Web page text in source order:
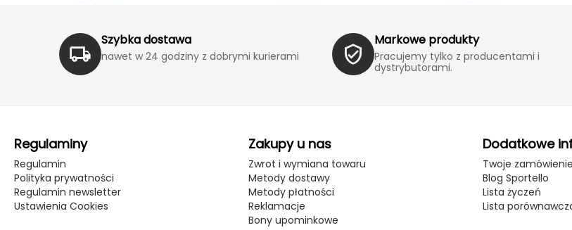
Szybka dostawa
nawet w 24 godziny z dobrymi kurierami
Markowe produkty
Pracujemy tylko z producentami i
dystrybutorami.
Regulaminy
Regulamin
Polityka prywatności
Regulamin newsletter
Ustawienia Cookies
Zakupy u nas
Zwrot i wymiana towaru
Metody dostawy
Metody płatności
Reklamacje
Bony upominkowe
Dodatkowe
Twoje zamówienie
Blog Sportello
Lista życzeń
Lista